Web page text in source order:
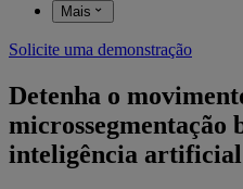
Mais
Solicite uma demonstração
Detenha o
microssegmentação
inteligência artificial